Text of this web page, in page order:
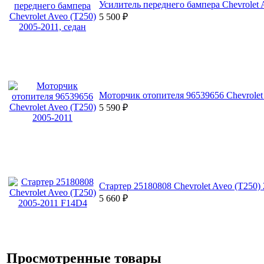
Усилитель переднего бампера Chevrolet
5 500 ₽
Моторчик отопителя 96539656
5 590 ₽
Стартер 25180808 Chevrolet Aveo (T250)
5 660 ₽
Просмотренные товары